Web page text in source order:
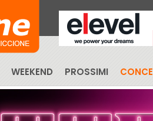
WEEKEND PROSSIMI